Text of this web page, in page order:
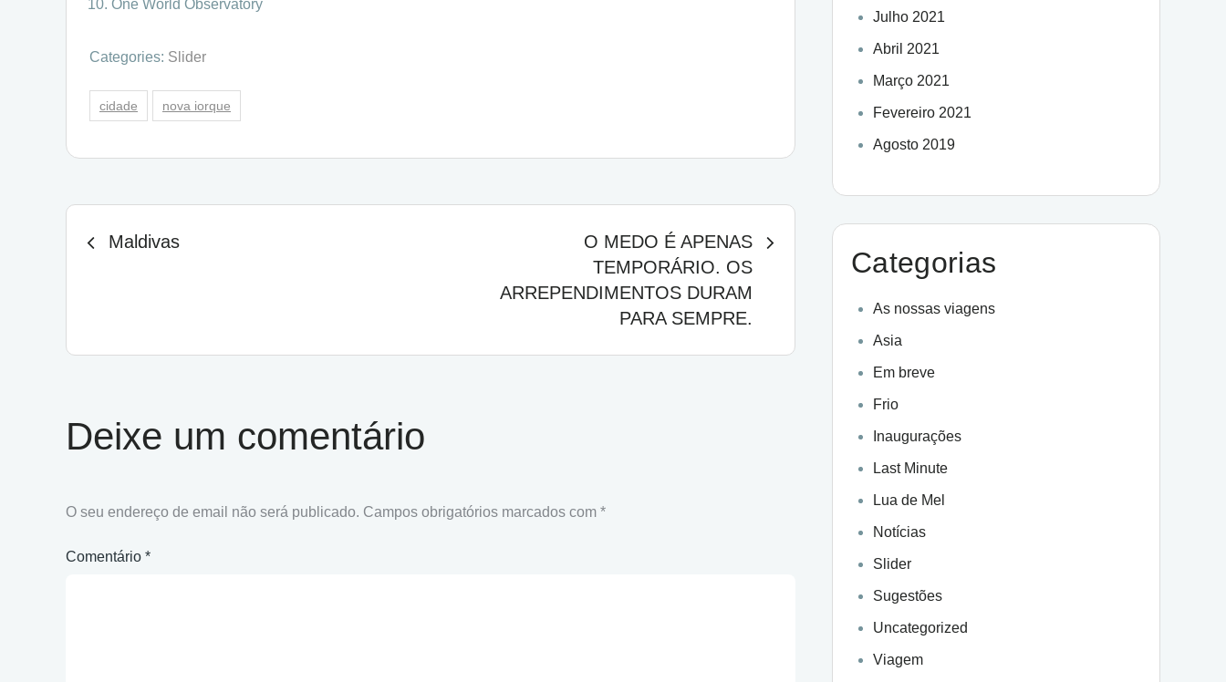
One World Observatory
Categories: Slider
cidade nova iorque
Navegação
Maldivas
O MEDO É APENAS
TEMPORÁRIO. OS
ARREPENDIMENTOS DURAM
PARA SEMPRE.
Deixe um comentário
O seu endereço de email não será publicado. Campos obrigatórios marcados com *
Comentário *
Julho 2021
Abril 2021
Março 2021
Fevereiro 2021
Agosto 2019
Categorias
As nossas viagens
Asia
Em breve
Frio
Inaugurações
Last Minute
Lua de Mel
Notícias
Slider
Sugestões
Uncategorized
Viagem